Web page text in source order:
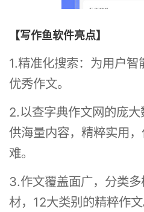
【写作鱼软件亮点】
1.精准化搜索：为用户
优秀作文。
2.以查字典作文网的庞
供海量内容，精粹实用
难。
3.作文覆盖面广，分类
材，12大类别的精粹作文